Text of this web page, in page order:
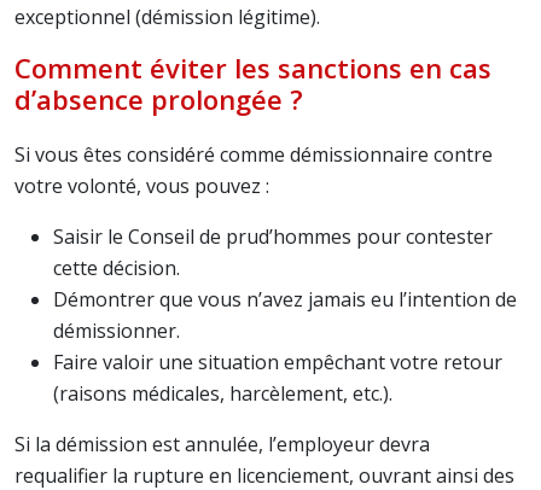
exceptionnel (démission légitime).
Comment éviter les sanctions en cas
d’absence prolongée ?
Si vous êtes considéré comme démissionnaire contre
votre volonté, vous pouvez :
Saisir le Conseil de prud’hommes pour contester
cette décision.
Démontrer que vous n’avez jamais eu l’intention de
démissionner.
Faire valoir une situation empêchant votre retour
(raisons médicales, harcèlement, etc.).
Si la démission est annulée, l’employeur devra
requalifier la rupture en licenciement, ouvrant ainsi des